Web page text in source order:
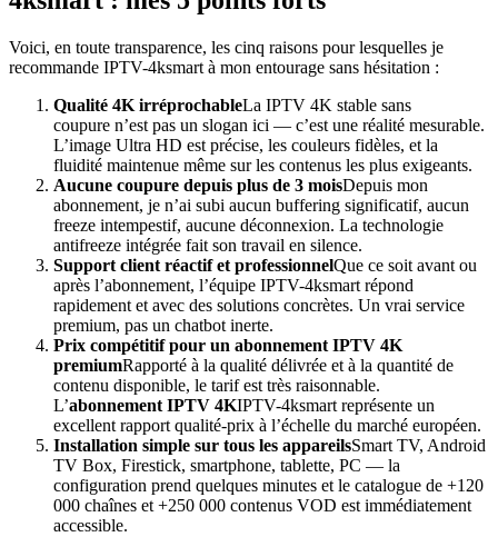
Voici, en toute transparence, les cinq raisons pour lesquelles je
recommande IPTV-4ksmart à mon entourage sans hésitation :
Qualité 4K irréprochableLa IPTV 4K stable sans
coupure n’est pas un slogan ici — c’est une réalité mesurable.
L’image Ultra HD est précise, les couleurs fidèles, et la
fluidité maintenue même sur les contenus les plus exigeants.
Aucune coupure depuis plus de 3 moisDepuis mon
abonnement, je n’ai subi aucun buffering significatif, aucun
freeze intempestif, aucune déconnexion. La technologie
antifreeze intégrée fait son travail en silence.
Support client réactif et professionnelQue ce soit avant ou
après l’abonnement, l’équipe IPTV-4ksmart répond
rapidement et avec des solutions concrètes. Un vrai service
premium, pas un chatbot inerte.
Prix compétitif pour un abonnement IPTV 4K
premiumRapporté à la qualité délivrée et à la quantité de
contenu disponible, le tarif est très raisonnable.
L’abonnement IPTV 4KIPTV-4ksmart représente un
excellent rapport qualité-prix à l’échelle du marché européen.
Installation simple sur tous les appareilsSmart TV, Android
TV Box, Firestick, smartphone, tablette, PC — la
configuration prend quelques minutes et le catalogue de +120
000 chaînes et +250 000 contenus VOD est immédiatement
accessible.